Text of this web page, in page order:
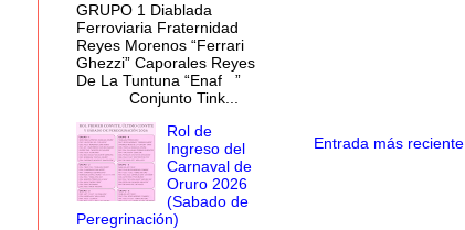
Entrada más reciente
GRUPO 1 Diablada
Ferroviaria Fraternidad
Reyes Morenos “Ferrari
Ghezzi” Caporales Reyes
De La Tuntuna “Enaf ”
Conjunto Tink...
Rol de
Ingreso del
Carnaval de
Oruro 2026
(Sabado de
Peregrinación)